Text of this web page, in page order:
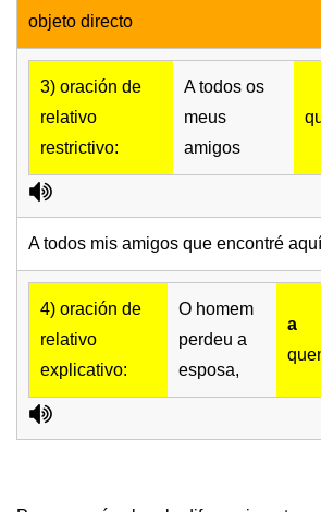
objeto directo
3) oración de
relativo
restrictivo:
A todos os
meus
amigos
A todos mis amigos que encontré
4) oración de
relativo
explicativo:
O homem
perdeu a
esposa,
a